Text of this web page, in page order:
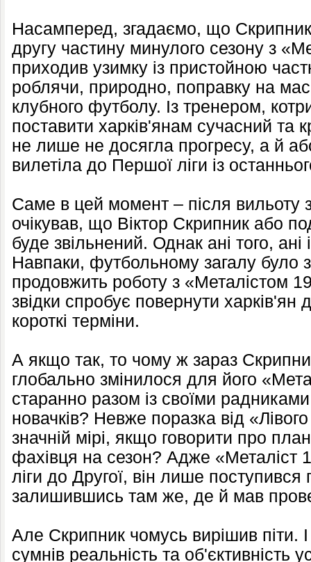
Насамперед, згадаємо, що Скрипник
другу частину минулого сезону з
приходив узимку із пристойною
роблячи, природно, поправку на
клубного футболу. Із тренером,
поставити харків'янам сучасний та
не лише не досягла прогресу, а й
вилетіла до Першої ліги із
Саме в цей момент – після вильоту
очікував, що Віктор Скрипник або
буде звільнений. Однак ані того,
Навпаки, футбольному загалу було
продовжить роботу з «Металістом
звідки спробує повернути харків'ян
короткі терміни.
А якщо так, то чому ж зараз
глобально змінилося для його
старанно разом із своїми
новачків? Невже поразка від
значній мірі, якщо говорити про
фахівця на сезон? Адже «Металіст
ліги до Другої, він лише
залишившись там же, де й мав
Але Скрипник чомусь вирішив піти. І
сумнів реальність та об'єктивність